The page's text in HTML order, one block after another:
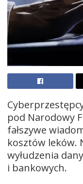
pod Narodowy
fałszywe
kosztów leków.
wyłudzenia
i bankowych.